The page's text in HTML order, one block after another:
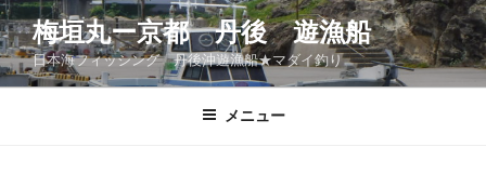
コ
ン
テ
ン
梅垣丸ー京都 丹後 遊漁船
日本海フィッシング 丹後沖遊漁船★マダイ釣り
メニュー